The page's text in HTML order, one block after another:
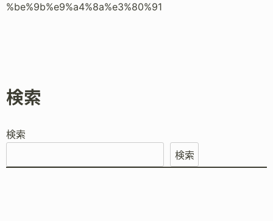
%be%9b%e9%a4%8a%e3%80%91
検索
検索
検索